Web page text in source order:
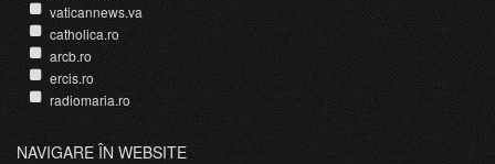
vaticannews.va
catholica.ro
arcb.ro
ercis.ro
radiomaria.ro
NAVIGARE ÎN WEBSITE